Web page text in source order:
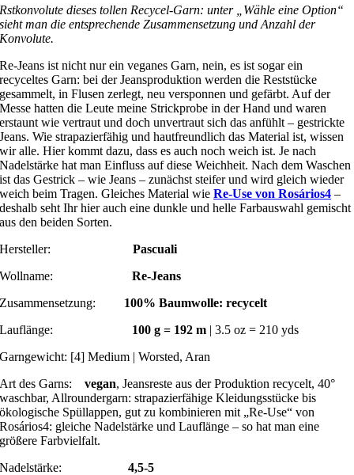
Rstkonvolute dieses tollen Recycel-Garn: unter „Wähle eine Option“
sieht man die entsprechende Zusammensetzung und Anzahl der
Konvolute.
Re-Jeans ist nicht nur ein veganes Garn, nein, es ist sogar ein
recyceltes Garn: bei der Jeansproduktion werden die Reststücke
gesammelt, in Flusen zerlegt, neu versponnen und gefärbt. Auf der
Messe hatten die Leute meine Strickprobe in der Hand und waren
erstaunt wie vertraut und doch unvertraut sich das anfühlt – gestrickte
Jeans. Wie strapazierfähig und hautfreundlich das Material ist, wissen
wir alle. Hier kommt dazu, dass es auch noch weich ist. Je nach
Nadelstärke hat man Einfluss auf diese Weichheit. Nach dem Waschen
ist das Gestrick – wie Jeans – zunächst steifer und wird gleich wieder
weich beim Tragen. Gleiches Material wieRe-Use von Rosários4 –
deshalb seht Ihr hier auch eine dunkle und helle Farbauswahl gemischt
aus den beiden Sorten.
Hersteller:Pascuali
Wollname:Re-Jeans
Zusammensetzung: 100% Baumwolle: recycelt
Lauflänge: 100 g = 192 m | 3.5 oz = 210 yds
Garngewicht: [4] Medium | Worsted, Aran
Art des Garns:vegan, Jeansreste aus der Produktion recycelt, 40°
waschbar, Allroundergarn: strapazierfähige Kleidungsstücke bis
ökologische Spüllappen, gut zu kombinieren mit „Re-Use“ von
Rosários4: gleiche Nadelstärke und Lauflänge – so hat man eine
größere Farbvielfalt.
Nadelstärke:4,5-5